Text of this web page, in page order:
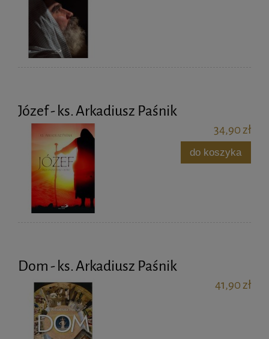
Józef - ks. Arkadiusz Paśnik
34,90 zł
do koszyka
Dom - ks. Arkadiusz Paśnik
41,90 zł